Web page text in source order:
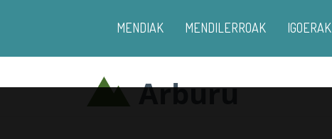
MENDIAK MENDILERROAK IGOERAK
Arburu